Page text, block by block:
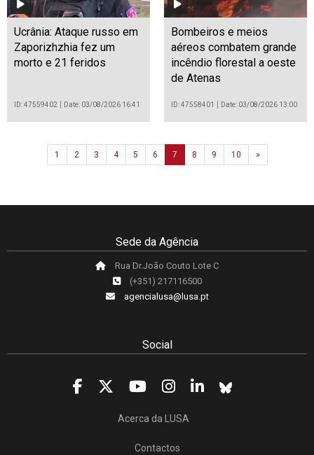
Ucrânia: Ataque russo em
Zaporizhzhia fez um
morto e 21 feridos
ID: 47559402 Date: 03/08/2026 16:41
Bombeiros e meios
aéreos combatem grande
incêndio florestal a oeste
de Atenas
ID: 47558401 Date: 03/08/2026 13:00
1 2 3 4 5 6 7 8 9 10 »Next
Sede da Agência
Rua Dr.João Couto Lote C
(+351) 217116500
agencialusa@lusa.pt
Social
Acerca da LUSA
Contactos